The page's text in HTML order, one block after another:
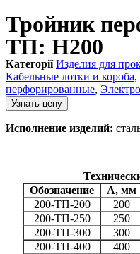
Тройник
ТП: H200
Категорії Изделия для
Кабельные лотки и короба,
перфорированные,
Узнать цену
Исполнение изделий:
Обозначение
А, мм
200-ТП-200
200
200-ТП-250
250
200-ТП-300
300
200-ТП-400
400